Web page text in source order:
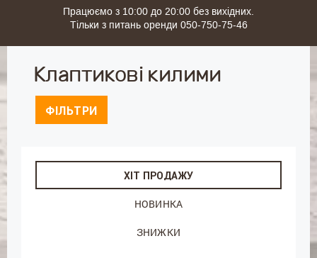
Працюємо з 10:00 до 20:00 без вихідних.
Тільки з питань оренди 050-750-75-46
Клаптикові килими
ФІЛЬТРИ
ХІТ ПРОДАЖУ
НОВИНКА
ЗНИЖКИ